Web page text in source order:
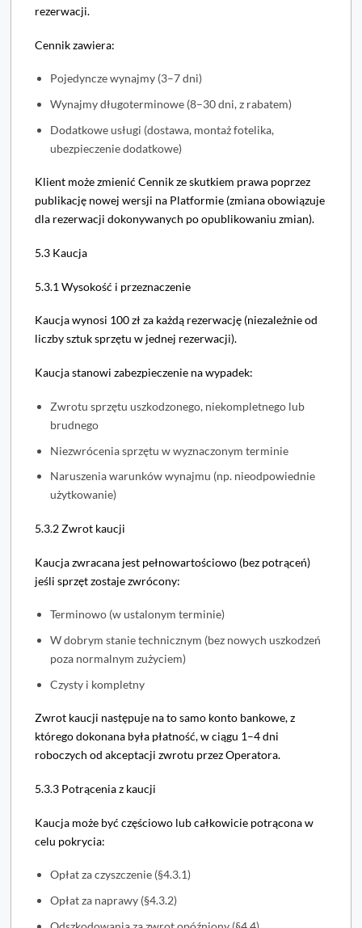
rezerwacji.
Cennik zawiera:
Pojedyncze wynajmy (3–7 dni)
Wynajmy długoterminowe (8–30 dni, z rabatem)
Dodatkowe usługi (dostawa, montaż fotelika,
ubezpieczenie dodatkowe)
Klient może zmienić Cennik ze skutkiem prawa poprzez
publikację nowej wersji na Platformie (zmiana obowiązuje
dla rezerwacji dokonywanych po opublikowaniu zmian).
5.3 Kaucja
5.3.1 Wysokość i przeznaczenie
Kaucja wynosi 100 zł za każdą rezerwację (niezależnie od
liczby sztuk sprzętu w jednej rezerwacji).
Kaucja stanowi zabezpieczenie na wypadek:
Zwrotu sprzętu uszkodzonego, niekompletnego lub
brudnego
Niezwrócenia sprzętu w wyznaczonym terminie
Naruszenia warunków wynajmu (np. nieodpowiednie
użytkowanie)
5.3.2 Zwrot kaucji
Kaucja zwracana jest pełnowartościowo (bez potrąceń)
jeśli sprzęt zostaje zwrócony:
Terminowo (w ustalonym terminie)
W dobrym stanie technicznym (bez nowych uszkodzeń
poza normalnym zużyciem)
Czysty i kompletny
Zwrot kaucji następuje na to samo konto bankowe, z
którego dokonana była płatność, w ciągu 1–4 dni
roboczych od akceptacji zwrotu przez Operatora.
5.3.3 Potrącenia z kaucji
Kaucja może być częściowo lub całkowicie potrącona w
celu pokrycia:
Opłat za czyszczenie (§4.3.1)
Opłat za naprawy (§4.3.2)